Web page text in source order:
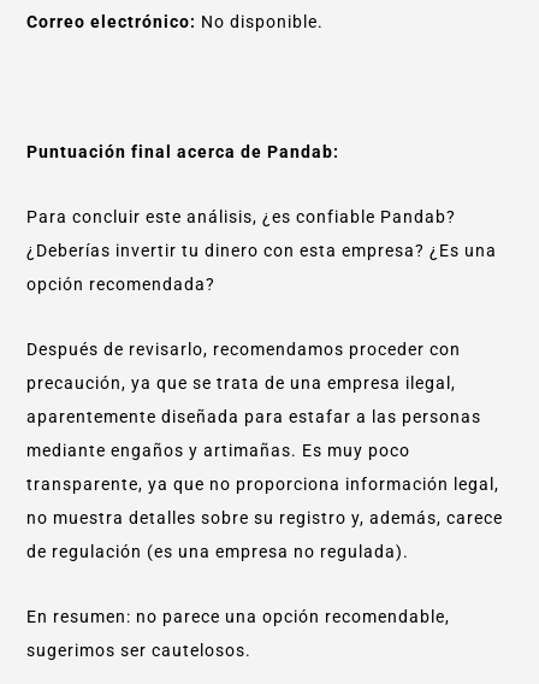
Correo electrónico: No disponible.
Puntuación final acerca de Pandab:
Para concluir este análisis, ¿es confiable Pandab?
¿Deberías invertir tu dinero con esta empresa? ¿Es una
opción recomendada?
Después de revisarlo, recomendamos proceder con
precaución, ya que se trata de una empresa ilegal,
aparentemente diseñada para estafar a las personas
mediante engaños y artimañas. Es muy poco
transparente, ya que no proporciona información legal,
no muestra detalles sobre su registro y, además, carece
de regulación (es una empresa no regulada).
En resumen: no parece una opción recomendable,
sugerimos ser cautelosos.